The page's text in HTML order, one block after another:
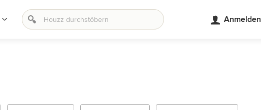
Anmelden